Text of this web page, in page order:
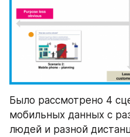
Было рассмотрено 4
мобильных данных с
людей и разной